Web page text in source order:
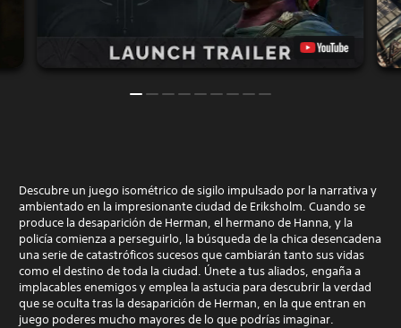
Descubre un juego isométrico de sigilo impulsado por la narrativa y
ambientado en la impresionante ciudad de Eriksholm. Cuando se
produce la desaparición de Herman, el hermano de Hanna, y la
policía comienza a perseguirlo, la búsqueda de la chica desencadena
una serie de catastróficos sucesos que cambiarán tanto sus vidas
como el destino de toda la ciudad. Únete a tus aliados, engaña a
implacables enemigos y emplea la astucia para descubrir la verdad
que se oculta tras la desaparición de Herman, en la que entran en
juego poderes mucho mayores de lo que podrías imaginar.